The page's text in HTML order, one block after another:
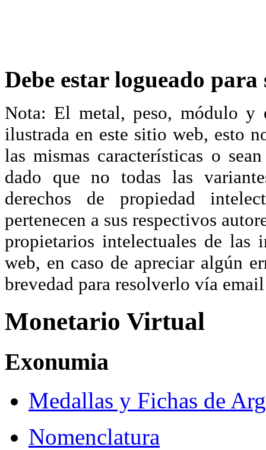
Debe estar logueado
Nota: El metal, peso, módulo y
ilustrada en este sitio web, esto
las mismas características o
dado que no todas las
derechos de propiedad
pertenecen a sus respectivos
propietarios intelectuales de las
web, en caso de apreciar algún
brevedad para resolverlo vía
Monetario Virtual
Exonumia
Medallas y Fichas de
Nomenclatura